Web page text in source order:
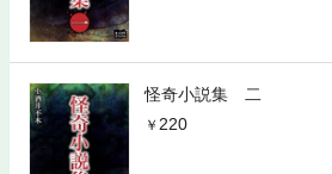
怪奇小説集 二
220